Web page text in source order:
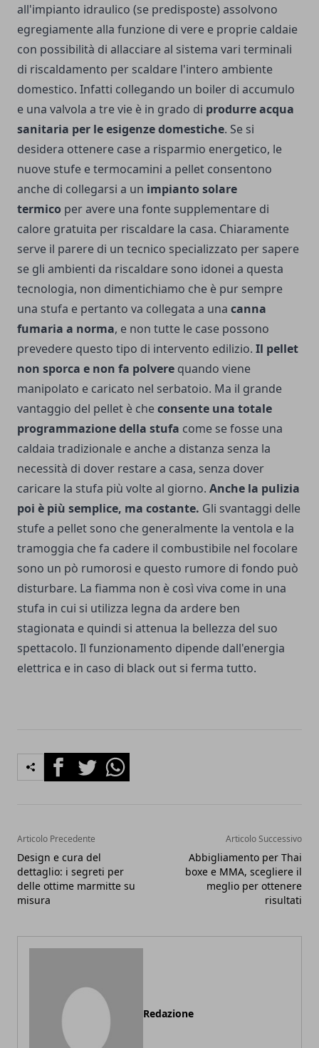
all'impianto idraulico (se predisposte) assolvono
egregiamente alla funzione di vere e proprie caldaie
con possibilità di allacciare al sistema vari terminali
di riscaldamento per scaldare l'intero ambiente
domestico. Infatti collegando un boiler di accumulo
e una valvola a tre vie è in grado di produrre acqua
sanitaria per le esigenze domestiche. Se si
desidera ottenere case a risparmio energetico, le
nuove stufe e termocamini a pellet consentono
anche di collegarsi a un impianto solare
termico per avere una fonte supplementare di
calore gratuita per riscaldare la casa. Chiaramente
serve il parere di un tecnico specializzato per sapere
se gli ambienti da riscaldare sono idonei a questa
tecnologia, non dimentichiamo che è pur sempre
una stufa e pertanto va collegata a una canna
fumaria a norma, e non tutte le case possono
prevedere questo tipo di intervento edilizio. Il pellet
non sporca e non fa polvere quando viene
manipolato e caricato nel serbatoio. Ma il grande
vantaggio del pellet è checonsente una totale
programmazione della stufa come se fosse una
caldaia tradizionale e anche a distanza senza la
necessità di dover restare a casa, senza dover
caricare la stufa più volte al giorno. Anche la pulizia
poi è più semplice, ma costante. Gli svantaggi delle
stufe a pellet sono che generalmente la ventola e la
tramoggia che fa cadere il combustibile nel focolare
sono un pò rumorosi e questo rumore di fondo può
disturbare. La fiamma non è così viva come in una
stufa in cui si utilizza legna da ardere ben
stagionata e quindi si attenua la bellezza del suo
spettacolo. Il funzionamento dipende dall'energia
elettrica e in caso di black out si ferma tutto.
FacebookTwitterWhatsapp
Articolo Precedente
Design e cura del
dettaglio: i segreti per
delle ottime marmitte su
misura
Articolo Successivo
Abbigliamento per Thai
boxe e MMA, scegliere il
meglio per ottenere
risultati
Redazione